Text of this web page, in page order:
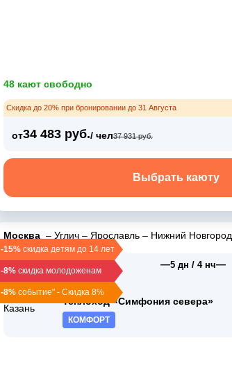
48 кают свободно
Скидка до 20% при бронировании до 31 Августа
от34 483 руб./ чел37 931 руб.
Выбрать каюту
-15% скидка детям до 14 лет
-8% скидка молодоженам
-8% событие" - Скидка 8%
Москва – Углич – Ярославль – Нижний Новгород
01 мая 2027
сб, 17:30
—5 дн / 4 нч—
Теплоход «Симфония севера»
КОМФОРТ